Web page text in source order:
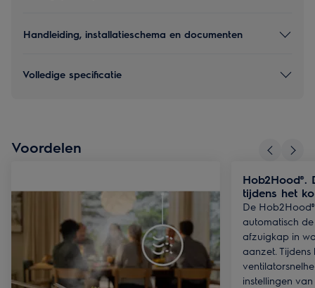
Handleiding, installatieschema en documenten
Volledige specificatie
Voordelen
tijdens het
De
automatisch
afzuigkap in
aanzet.
instellingen